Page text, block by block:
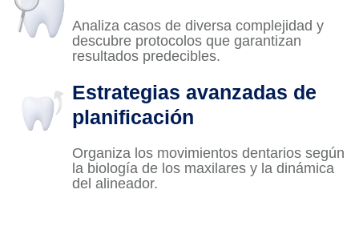
Analiza casos de diversa complejidad y
descubre protocolos que garantizan
resultados predecibles.
Estrategias avanzadas de
planificación
Organiza los movimientos dentarios según
la biología de los maxilares y la dinámica
del alineador.